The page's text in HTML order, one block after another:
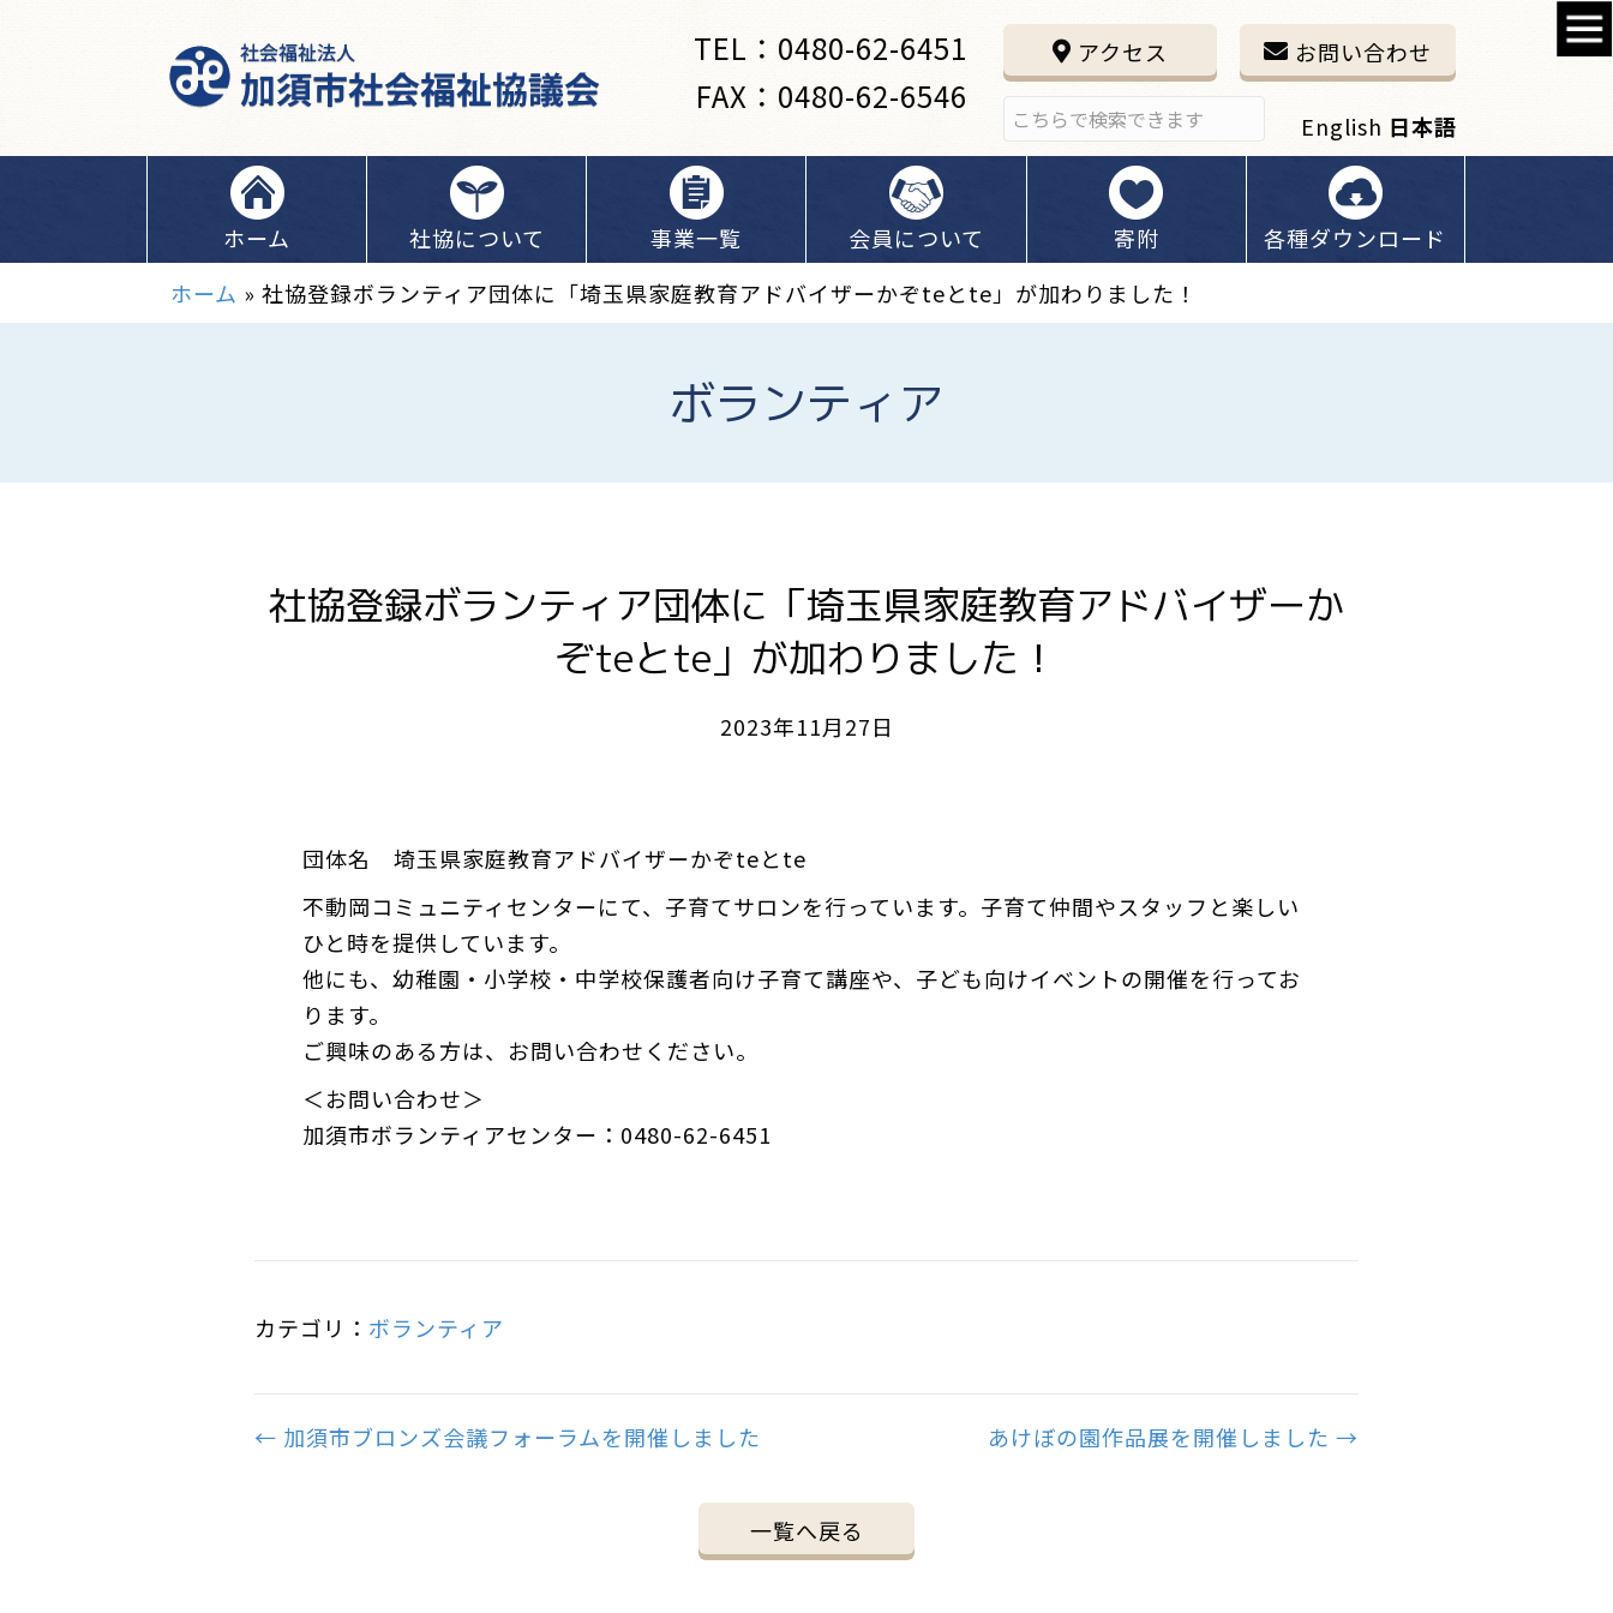
TEL：0480-62-6451
FAX：0480-62-6546
アクセス お問い合わせ
English 日本語
ホーム 社協について 事業一覧 会員について 寄附
各種ダウンロード
ホーム » 社協登録ボランティア団体に「埼玉県家庭教育アドバイザーかぞteとte」が加わりました！
ボランティア
社協登録ボランティア団体に「埼玉県家庭教育アドバイザーか
ぞteとte」が加わりました！
2023年11月27日
団体名 埼玉県家庭教育アドバイザーかぞteとte
不動岡コミュニティセンターにて、子育てサロンを行っています。子育て仲間やスタッフと楽しい
ひと時を提供しています。
他にも、幼稚園・小学校・中学校保護者向け子育て講座や、子ども向けイベントの開催を行ってお
ります。
ご興味のある方は、お問い合わせください。
＜お問い合わせ＞
加須市ボランティアセンター：0480-62-6451
カテゴリ： ボランティア
Posts
← 加須市ブロンズ会議フォーラムを開催しました あけぼの園作品展を開催しました →
一覧へ戻る